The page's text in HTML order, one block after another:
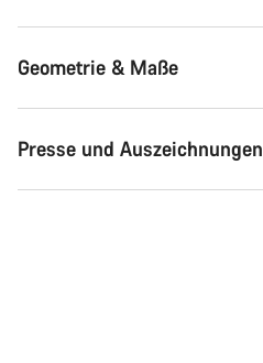
Geometrie & Maße
Presse und Auszeichnungen